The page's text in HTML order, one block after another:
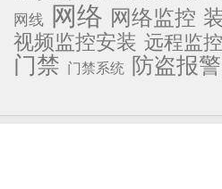
网线 网络 网络监控
视频监控安装 远程监控
门禁 门禁系统 防盗报警